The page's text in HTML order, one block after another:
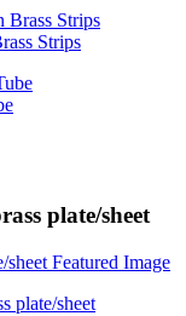
Strips
plate/sheet